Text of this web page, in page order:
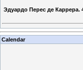
Эдуардо Перес де Каррера.
Calendar